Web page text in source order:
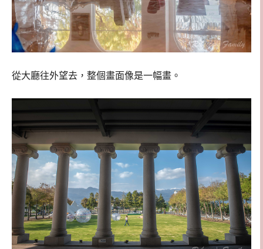
從大廳往外望去，整個畫面像是一幅畫。